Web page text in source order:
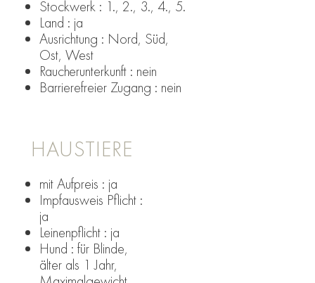
Stockwerk : 1., 2., 3., 4., 5.
Land : ja
Ausrichtung : Nord, Süd,
Ost, West
Raucherunterkunft : nein
Barrierefreier Zugang : nein
HAUSTIERE
mit Aufpreis : ja
Impfausweis Pflicht :
ja
Leinenpflicht : ja
Hund : für Blinde,
älter als 1 Jahr,